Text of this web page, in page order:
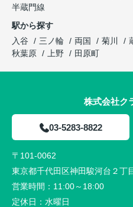
半蔵門線
駅から探す
入谷
三ノ輪 両国 菊川
秋葉原
上野 田原町
株式会社ク
03-5283-8822
〒101-0062
東京都千代田区神田駿河台２丁
営業時間： 11:00～18:00
定休日： 水曜日